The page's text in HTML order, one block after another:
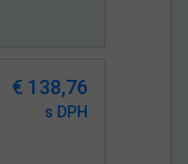
€ 138,76
s DPH